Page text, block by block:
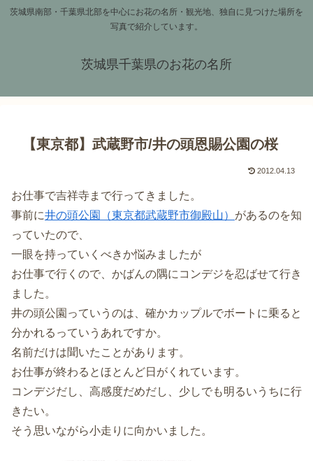
茨城県南部・千葉県北部を中心にお花の名所・観光地、独自に見つけた場所を
写真で紹介しています。
茨城県千葉県のお花の名所
【東京都】武蔵野市/井の頭恩賜公園の桜
2012.04.13
お仕事で吉祥寺まで行ってきました。
事前に井の頭公園（東京都武蔵野市御殿山） があるのを知
っていたので、
一眼を持っていくべきか悩みましたが
お仕事で行くので、かばんの隅にコンデジを忍ばせて行き
ました。
井の頭公園っていうのは、確かカップルでボートに乗ると
分かれるっていうあれですか。
名前だけは聞いたことがあります。
お仕事が終わるとほとんど日がくれています。
コンデジだし、高感度だめだし、少しでも明るいうちに行
きたい。
そう思いながら小走りに向かいました。